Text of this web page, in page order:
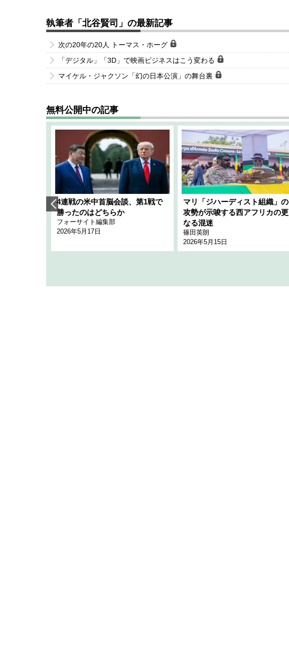
執筆者「北谷賢司」の最新記事
次の20年の20人 トーマス・ホーグ
「デジタル」「3D」で映画ビジネスはこう変わる
マイケル・ジャクソン「幻の日本公演」の舞台裏
無料公開中の記事
4連戦の米中首脳会談、第1戦で
勝ったのはどちらか
フォーサイト編集部
2026年5月17日
マリ「ジハーディスト組織」の
攻勢が示唆する西アフリカの更
なる混迷
篠田英朗
2026年5月15日